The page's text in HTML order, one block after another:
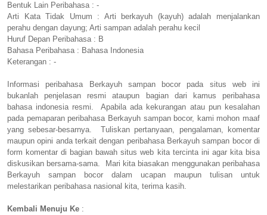
Bentuk Lain Peribahasa : -
Arti Kata Tidak Umum : Arti berkayuh (kayuh) adalah menjalankan
perahu dengan dayung; Arti sampan adalah perahu kecil
Huruf Depan Peribahasa : B
Bahasa Peribahasa : Bahasa Indonesia
Keterangan : -
Informasi peribahasa Berkayuh sampan bocor pada situs web ini
bukanlah penjelasan resmi ataupun bagian dari kamus peribahasa
bahasa indonesia resmi. Apabila ada kekurangan atau pun kesalahan
pada pemaparan peribahasa Berkayuh sampan bocor, kami mohon maaf
yang sebesar-besarnya. Tuliskan pertanyaan, pengalaman, komentar
maupun opini anda terkait dengan peribahasa Berkayuh sampan bocor di
form komentar di bagian bawah situs web kita tercinta ini agar kita bisa
diskusikan bersama-sama. Mari kita biasakan menggunakan peribahasa
Berkayuh sampan bocor dalam ucapan maupun tulisan untuk
melestarikan peribahasa nasional kita, terima kasih.
Kembali Menuju Ke :